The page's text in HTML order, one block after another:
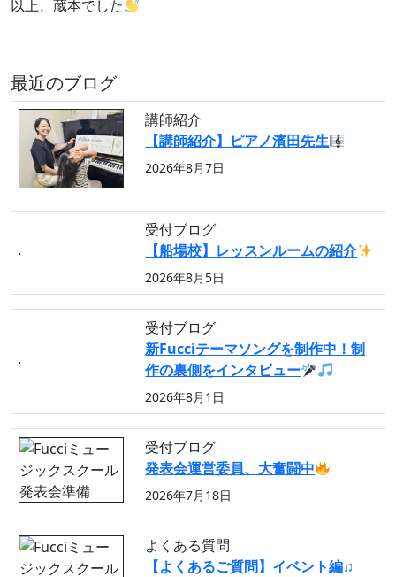
以上、蔵本でした
最近のブログ
講師紹介
【講師紹介】ピアノ濱田先生
2026年8月7日
受付ブログ
【船場校】レッスンルームの紹介
2026年8月5日
受付ブログ
新Fucciテーマソングを制作中！制
作の裏側をインタビュー
2026年8月1日
受付ブログ
発表会運営委員、大奮闘中
2026年7月18日
よくある質問
【よくあるご質問】イベント編♫